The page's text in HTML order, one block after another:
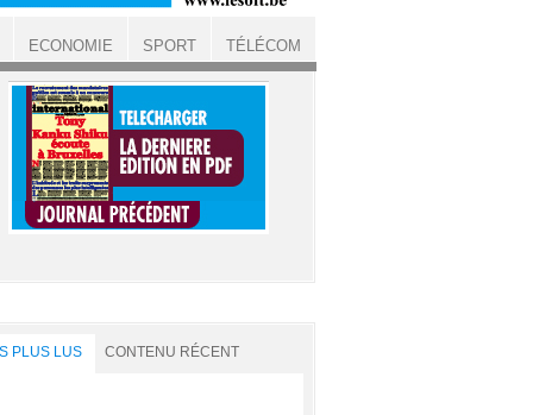
PLUS LUS CONTENU RÉCENT
ECONOMIE SPORT TÉLÉCOM